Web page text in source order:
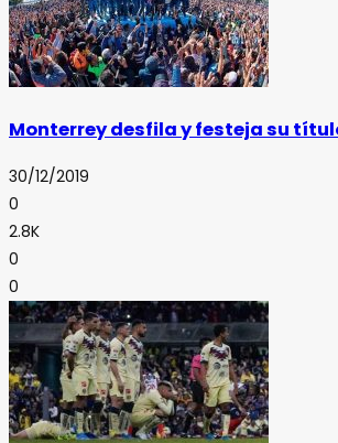
Monterrey desfila y festeja su
30/12/2019
0
2.8K
0
0